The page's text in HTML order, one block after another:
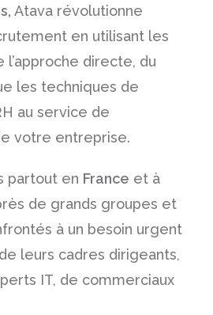
Atava révolutionne
en utilisant les
l’approche directe, du
les techniques de
au service de
votre entreprise.
partout en France et à
de grands groupes et
à un besoin urgent
leurs cadres dirigeants,
IT, de commerciaux